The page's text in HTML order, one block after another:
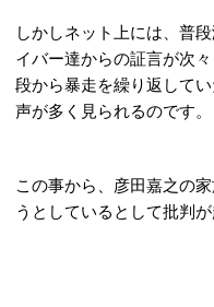
しかしネット上には、普
イバー達からの証言が次
段から暴走を繰り返して
声が多く見られるのです。
この事から、彦田嘉之の
うとしているとして批判が